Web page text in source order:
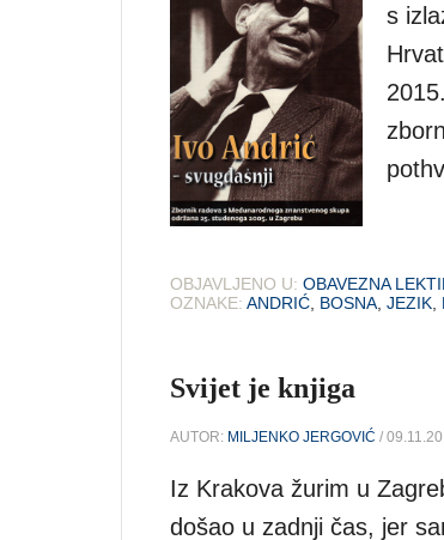
s
OBJAVLJENO U: OBAVEZNA
OZNAKE: ANDRIĆ BOSNA JEZIK
Svijet je knjiga
AUTOR: MILJENKO JERGOVIĆ /
Iz Krakova žurim u
došao u zadnji čas, jer